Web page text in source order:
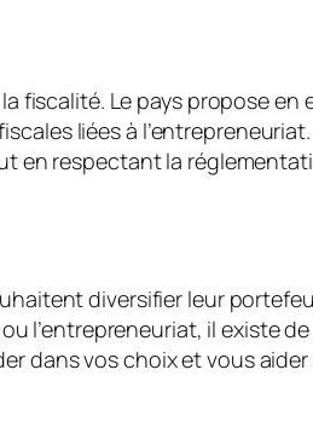
fiscalité. Le pays propose en
liées à
en respectant la
diversifier leur
l’entrepreneuriat, il existe
dans vos choix et vous